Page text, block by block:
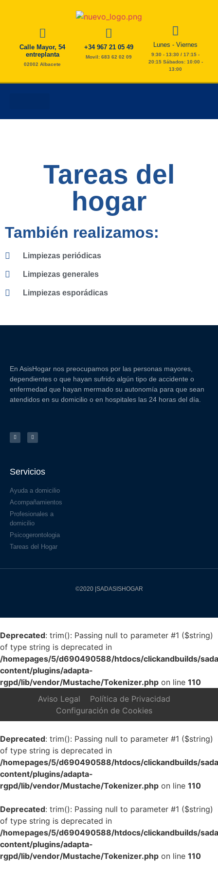
Calle Mayor, 54
entreplanta
02002 Albacete
+34 967 21 05 49
Movil: 683 62 02 09
Lunes - Viernes
9:30 - 13:30 / 17:15 -
20:15 Sábados: 10:00 -
13:00
Tareas del
hogar
También realizamos:
Limpiezas periódicas
Limpiezas generales
Limpiezas esporádicas
En AsisHogar nos preocupamos por las personas mayores,
dependientes o que hayan sufrido algún tipo de accidente o
enfermedad que hayan mermado su autonomía para que sean
atendidos en su domicilio o en hospitales las 24 horas del día.
Servicios
Ayuda a domicilio
Acompañamientos
Profesionales a
domicilio
Psicogerontologia
Tareas del Hogar
©2020 |SADASISHOGAR
Deprecated: trim(): Passing null to parameter #1 ($string)
of type string is deprecated in
/homepages/5/d690490588/htdocs/clickandbuilds/
content/plugins/adapta-
rgpd/lib/vendor/Mustache/Tokenizer.php on line 110
Aviso Legal
Política de Privacidad
Configuración de Cookies
Deprecated: trim(): Passing null to parameter #1 ($string)
of type string is deprecated in
/homepages/5/d690490588/htdocs/clickandbuilds/
content/plugins/adapta-
rgpd/lib/vendor/Mustache/Tokenizer.php on line 110
Deprecated: trim(): Passing null to parameter #1 ($string)
of type string is deprecated in
/homepages/5/d690490588/htdocs/clickandbuilds/
content/plugins/adapta-
rgpd/lib/vendor/Mustache/Tokenizer.php on line 110